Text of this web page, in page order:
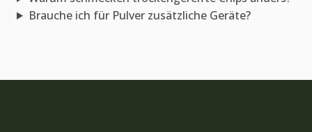
Brauche ich für Pulver zusätzliche Geräte?